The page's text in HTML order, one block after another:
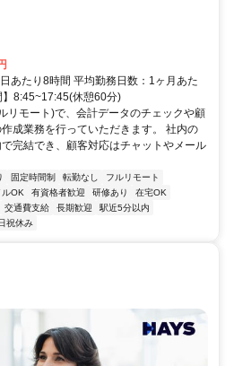
あたり8時間 平均勤務日数：1ヶ月あた
8:45~17:45(休憩60分)
リモート)で、会計データのチェックや顧
成業務を行っていただきます。 社内の
完結でき、顧客対応はチャットやメール
固定時間制 転勤なし
フルリモート
ルOK 有資格者歓迎 研修あり
在宅OK
交通費支給 長期歓迎
駅近5分以内
祝休み